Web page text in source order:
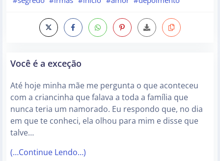
Você é a exceção
Até hoje minha mãe me pergunta o que aconteceu
com a criancinha que falava a toda a família que
nunca teria um namorado. Eu respondo que, no dia
em que te conheci, ela olhou para mim e disse que
talve…
(…Continue Lendo…)